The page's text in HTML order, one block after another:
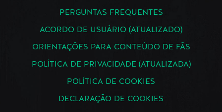
PERGUNTAS FREQUENTES
ACORDO DE USUÁRIO (ATUALIZADO)
ORIENTAÇÕES PARA CONTEÚDO DE FÃS
POLÍTICA DE PRIVACIDADE (ATUALIZADA)
POLÍTICA DE COOKIES
DECLARAÇÃO DE COOKIES